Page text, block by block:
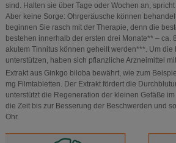
sind. Halten sie über Tage oder Wochen an,
Aber keine Sorge: Ohrgeräusche können
beginnen Sie rasch mit der Therapie, denn die
bestehen innerhalb der ersten drei Monate** – ca.
akutem Tinnitus können geheilt werden***. Um die
unterstützen, haben sich pflanzliche Arzneimittel
Extrakt aus Ginkgo biloba bewährt, wie zum
mg Filmtabletten. Der Extrakt fördert die
unterstützt die Regeneration der kleinen Gefäße
die Zeit bis zur Besserung der Beschwerden und
Ohr.